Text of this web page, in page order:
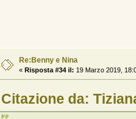
Re:Benny e Nina
« Risposta #34 il: 19 Marzo 2019,
Citazione da: